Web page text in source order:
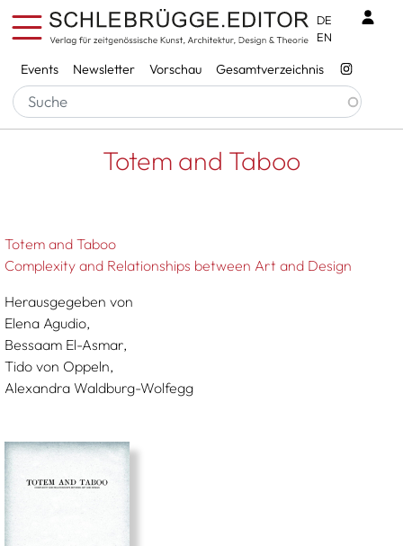
Direkt zum Inhalt
Services
Events Newsletter Vorschau Gesamtverzeichnis
DE
EN
Pfadnavigation
Startseite Totem And Taboo
Totem and Taboo
Totem and Taboo
Complexity and Relationships between Art and Design
Herausgegeben von
Elena Agudio,
Bessaam El-Asmar,
Tido von Oppeln,
Alexandra Waldburg-Wolfegg